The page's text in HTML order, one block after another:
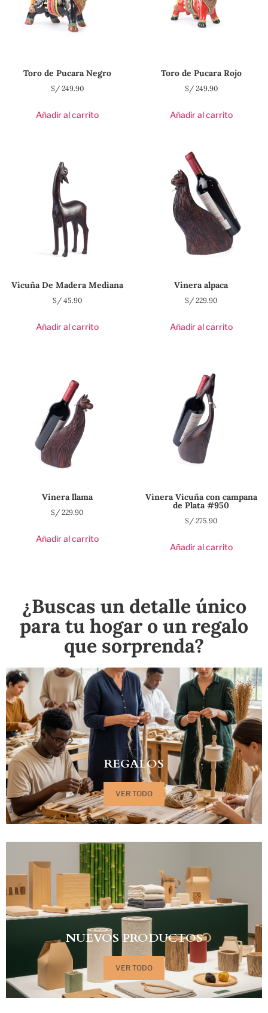
Toro de Pucara Negro
S/249.90
Añadir al carrito
Toro de Pucara Rojo
S/249.90
Añadir al carrito
Vicuña De Madera Mediana
S/45.90
Añadir al carrito
Vinera alpaca
S/ 229.90
Añadir al carrito
Vinera llama
S/ 229.90
Añadir al carrito
Vinera Vicuña con campana
de Plata #950
S/ 275.90
Añadir al carrito
¿Buscas un detalle único
para tu hogar o un regalo
que sorprenda?
REGALOS
VER TODO
NUEVOS PRODUCTOS
VER TODO